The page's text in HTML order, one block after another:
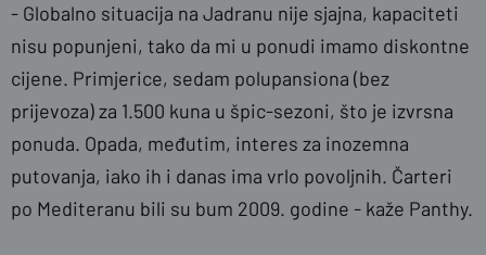
- Globalno situacija na Jadranu nije sjajna, kapaciteti
nisu popunjeni, tako da mi u ponudi imamo diskontne
cijene. Primjerice, sedam polupansiona (bez
prijevoza) za 1.500 kuna u špic-sezoni, što je izvrsna
ponuda. Opada, međutim, interes za inozemna
putovanja, iako ih i danas ima vrlo povoljnih. Čarteri
po Mediteranu bili su bum 2009. godine - kaže Panthy.